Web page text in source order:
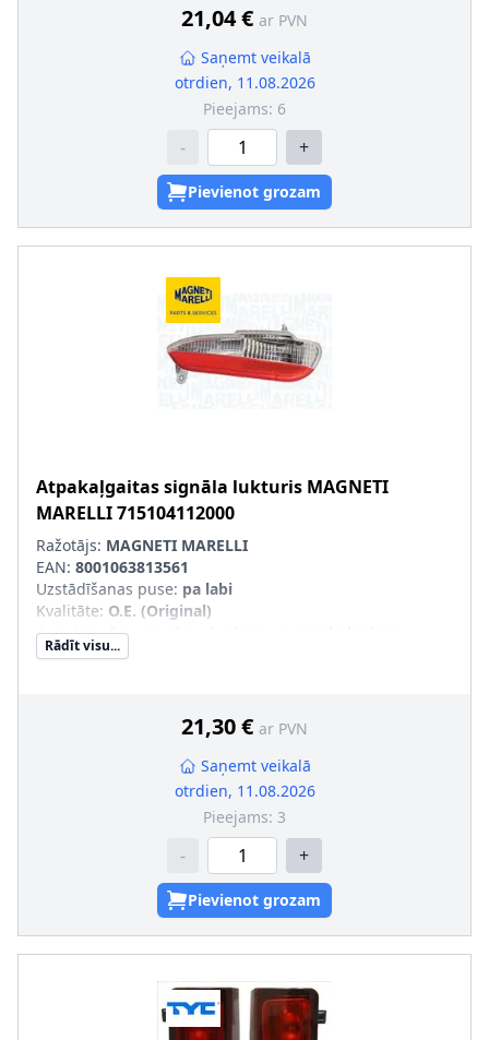
Krievija
21,04 € ar PVN
Saņemt veikalā
otrdien, 11.08.2026
Pieejams: 6
- +
Pievienot grozam
Atpakaļgaitas signāla lukturis MAGNETI
MARELLI715104112000
Ražotājs: MAGNETI MARELLI
EAN: 8001063813561
Uzstādīšanas puse: pa labi
Kvalitāte: O.E. (Original)
Apgaismošanas ierīces funkcija
gaismas signālu
Rādīt visu...
21,30 € ar PVN
Saņemt veikalā
otrdien, 11.08.2026
Pieejams: 3
- +
Pievienot grozam